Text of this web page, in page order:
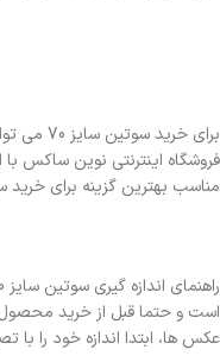
برای خرید سوتین سایز 70 می توانید به
مناسب بهترین گزینه برای خرید
است و حتما قبل از خرید
عکس ها، ابتدا اندازه خود را